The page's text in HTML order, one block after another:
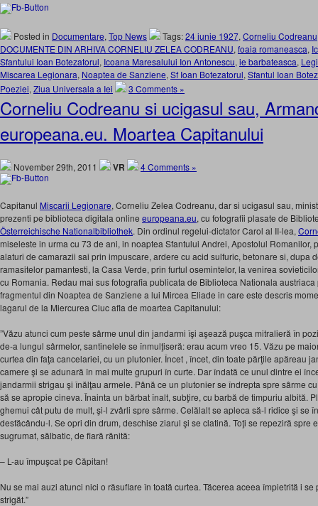
Posted in Documentare, Top News Tags:24 iunie 1927, Corneliu Codreanu
DOCUMENTE DIN ARHIVA CORNELIU ZELEA CODREANU, foaia romaneasca,
Sfantului Ioan Botezatorul, Icoana Maresalului Ion Antonescu, ie barbateasca,
Miscarea Legionara, Noaptea de Sanziene, Sf Ioan Botezatorul, Sfantul Ioan
Poeziei, Ziua Universala a Iei 3 Comments »
Corneliu Codreanu si ucigasul sau,
europeana.eu. Moartea Capitanului
November 29th, 2011 VR 4 Comments »
Capitanul Miscarii Legionare, Corneliu Zelea Codreanu, dar si ucigasul sau,
prezenti pe biblioteca digitala online europeana.eu, cu fotografii plasate de
Österreichische Nationalbibliothek. Din ordinul regelui-dictator Carol al II-lea,
miseleste in urma cu 73 de ani, in noaptea Sfantului Andrei, Apostolul Romanilor,
alaturi de camarazii sai prin impuscare, ardere cu acid sulfuric, betonare si, dupa
ramasitelor pamantesti, la Casa Verde, prin furtul osemintelor, la venirea
cu Romania. Redau mai sus fotografia publicata de Biblioteca Nationala
fragmentul din Noaptea de Sanziene a lui Mircea Eliade in care este descris
lagarul de la Miercurea Ciuc afla de moartea Capitanului:
”Văzu atunci cum peste sârme unul din jandarmi îşi aşează puşca mitralieră în
de-a lungul sârmelor, santinelele se înmulţiseră: erau acum vreo 15. Văzu pe
curtea din faţa cancelariei, cu un plutonier. Încet , încet, din toate părţile apăreau
camere şi se adunară în mai multe grupuri în curte. Dar îndată ce unul dintre ei
jandarmii strigau şi înălţau armele. Până ce un plutonier se îndrepta spre sârme
să se apropie cineva. Înainta un bărbat înalt, subţire, cu barbă de timpuriu albită.
ghemui cât putu de mult, şi-l zvârli spre sârme. Celălalt se apleca să-l ridice şi se
desfăcându-l. Se opri din drum, deschise ziarul şi se clatină. Toţi se repeziră spre
sugrumat, sălbatic, de fiară rănită:
– L-au împuşcat pe Căpitan!
Nu se mai auzi atunci nici o răsuflare în toată curtea. Tăcerea aceea împietrită i
strigăt.”